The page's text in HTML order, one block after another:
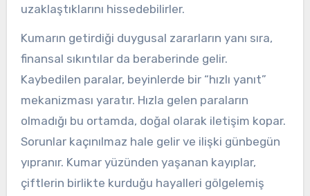
uzaklaştıklarını hissedebilirler.
Kumarın getirdiği duygusal zararların yanı sıra,
finansal sıkıntılar da beraberinde gelir.
Kaybedilen paralar, beyinlerde bir “hızlı yanıt”
mekanizması yaratır. Hızla gelen paraların
olmadığı bu ortamda, doğal olarak iletişim kopar.
Sorunlar kaçınılmaz hale gelir ve ilişki günbegün
yıpranır. Kumar yüzünden yaşanan kayıplar,
çiftlerin birlikte kurduğu hayalleri gölgelemiş